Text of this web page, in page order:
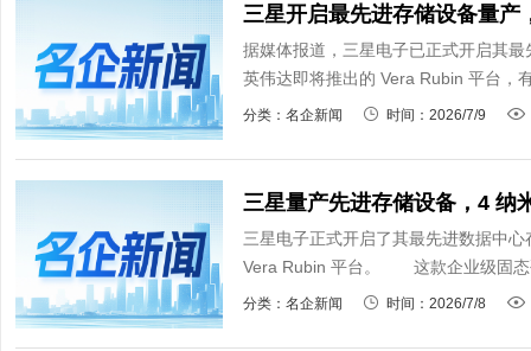
三星开启最先进存储设备量产
据媒体报道，三星电子已正式开启其
英伟达即将推出的 Vera Rubin 平台
分类：名企新闻 时间：2026/7/9
三星量产先进存储设备，4 纳
三星电子正式开启了其最先进数据中
Vera Rubin 平台。 这款企业级固态
分类：名企新闻 时间：2026/7/8